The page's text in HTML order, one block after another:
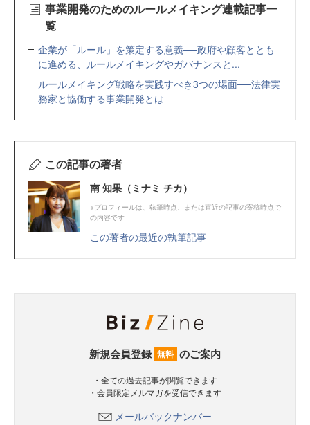
事業開発のためのルールメイキング連載記事一
覧
企業が「ルール」を策定する意義──政府や顧客ととも
に進める、ルールメイキングやガバナンスと...
ルールメイキング戦略を実践すべき3つの場面──法律実
務家と協働する事業開発とは
この記事の著者
南 知果（ミナミ チカ）
※プロフィールは、執筆時点、または直近の記事の寄稿時点で
の内容です
この著者の最近の執筆記事
新規会員登録 無料 のご案内
・全ての過去記事が閲覧できます
・会員限定メルマガを受信できます
メールバックナンバー